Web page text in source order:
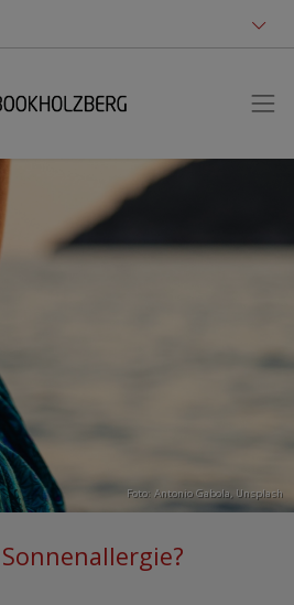
Foto: Antonio Gabola, Unsplash